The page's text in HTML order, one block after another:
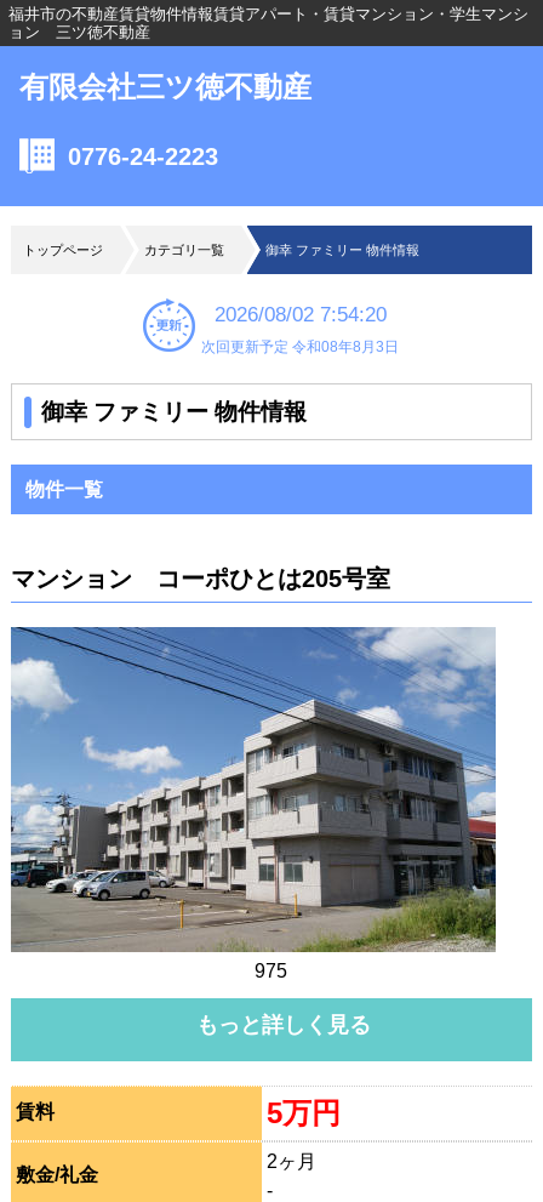
福井市の不動産賃貸物件情報賃貸アパート・賃貸マンション・学生マンシ
ョン 三ツ徳不動産
有限会社三ツ徳不動産
0776-24-2223
トップページ カテゴリ一覧 御幸 ファミリー 物件情報
2026/08/02 7:54:20
次回更新予定 令和08年8月3日
御幸 ファミリー 物件情報
物件一覧
マンション コーポひとは205号室
975
もっと詳しく見る
賃料 5万円
敷金/礼金
2ヶ月
-